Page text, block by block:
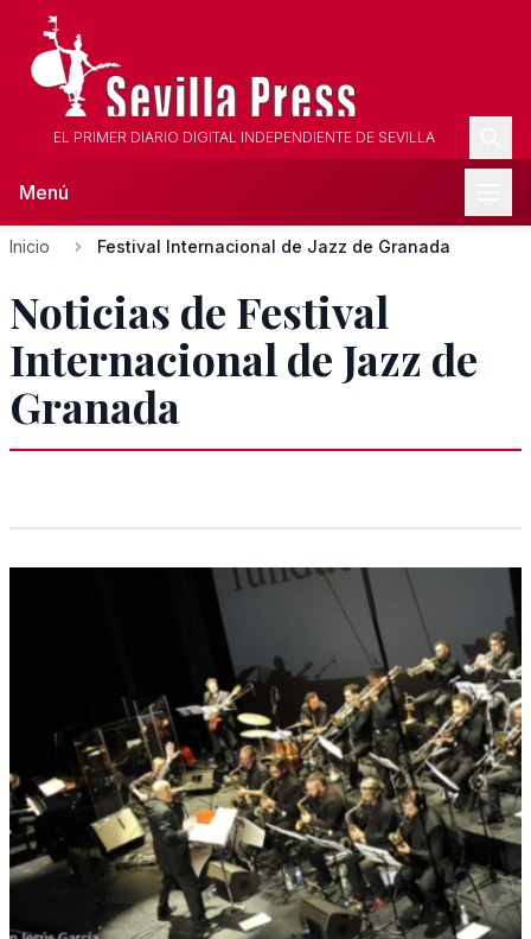
EL PRIMER DIARIO DIGITAL INDEPENDIENTE DE SEVILLA
Menú
Inicio Festival Internacional de Jazz de Granada
Noticias de Festival
Internacional de Jazz de
Granada